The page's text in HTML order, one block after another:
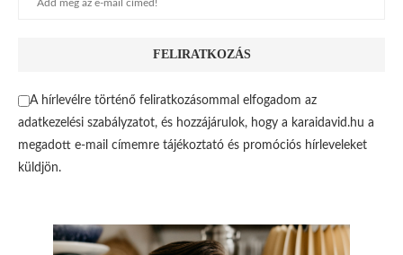
A hírlevélre történő feliratkozásommal elfogadom az
adatkezelési szabályzatot, és hozzájárulok, hogy a karaidavid.hu a
megadott e-mail címemre tájékoztató és promóciós hírleveleket
küldjön.